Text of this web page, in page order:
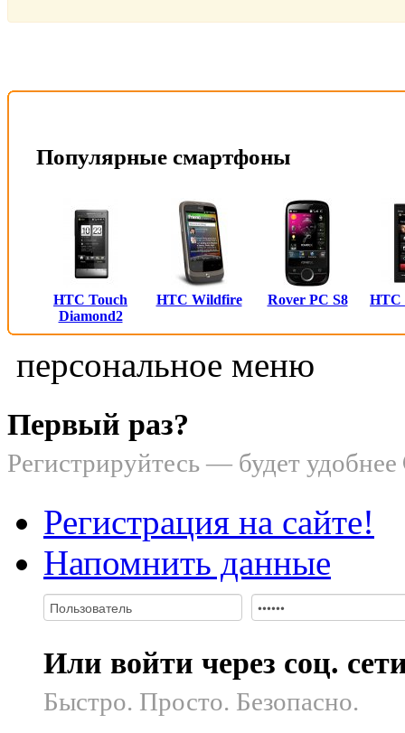
Популярные смартфоны
HTC Touch
Diamond2
HTC Wildfire Rover PC S8 HTC
персональное меню
Первый раз?
Регистрируйтесь — будет удобнее
Регистрация на сайте!
Напомнить данные
Или войти через соц.
Быстро. Просто. Безопасно.